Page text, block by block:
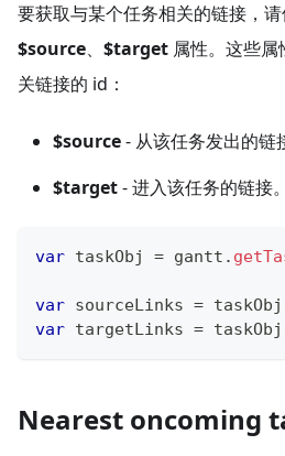
要获取与某个任务相关的链接，
$source、 $target 属性。这些
关链接的 id：
$source- 从该任务发出的链
$target- 进入该任务的链接。
var taskObj = gantt .
var sourceLinks = taskObj
var targetLinks = taskObj
Nearest oncoming